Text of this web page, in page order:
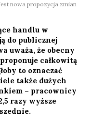
nowa propozycja zmian
handlu w
do publicznej
uważa, że obecny
całkowitą
to oznaczać
także dużych
– pracownicy
razy wyższe